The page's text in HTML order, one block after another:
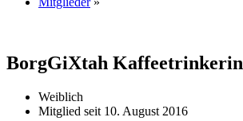
BorgGiXtah Kaffeetrinkerin
Weiblich
Mitglied seit 10. August 2016